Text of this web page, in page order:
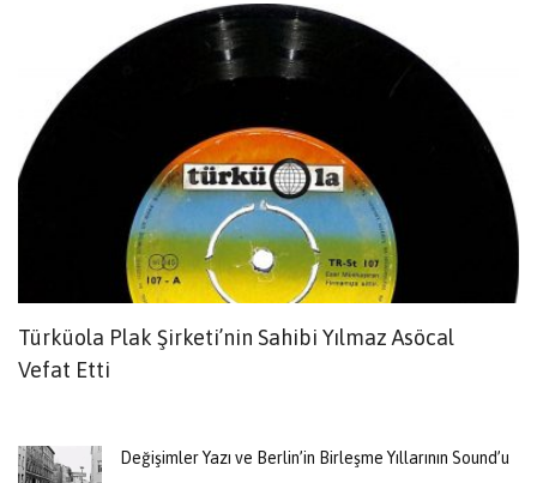
Türküola Plak Şirketi’nin Sahibi Yılmaz Asöcal
Vefat Etti
Değişimler Yazı ve Berlin’in Birleşme Yıllarının Sound’u